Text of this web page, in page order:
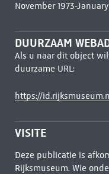
November 1973-January
DUURZAAM
Als u naar dit object
duurzame URL:
https://
VISITE
Deze publicatie is
Rijksmuseum. Wie